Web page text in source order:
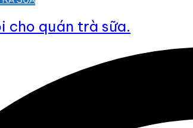
cho quán trà sữa.